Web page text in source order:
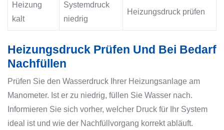
Heizung
kalt
Systemdruck
niedrig
Heizungsdruck prüfen
Heizungsdruck Prüfen Und Bei Bedarf
Nachfüllen
Prüfen Sie den Wasserdruck Ihrer Heizungsanlage am
Manometer. Ist er zu niedrig, füllen Sie Wasser nach.
Informieren Sie sich vorher, welcher Druck für Ihr System
ideal ist und wie der Nachfüllvorgang korrekt abläuft.